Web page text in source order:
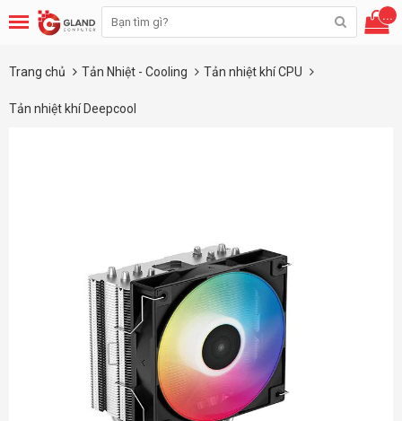
...
Trang chủ Tản Nhiệt - Cooling Tản nhiệt khí CPU
Tản nhiệt khí Deepcool